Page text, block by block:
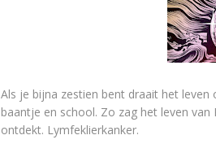
Als je bijna zestien bent draait het
baantje en school. Zo zag het leven
ontdekt. Lymfeklierkanker.